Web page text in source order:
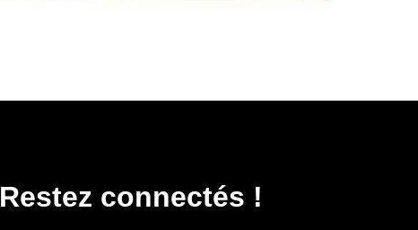
Restez connectés !